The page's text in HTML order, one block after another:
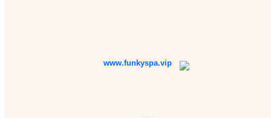
www.funkyspa.vip